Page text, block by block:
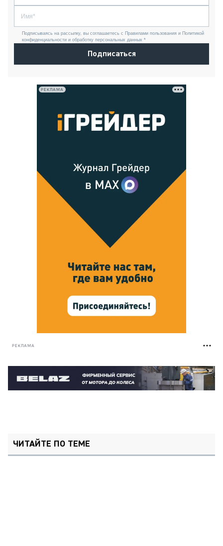
Подписываясь на рассылку, вы соглашаетесь с Правилами пользования и Политикой
конфиденциальности и обработку персональных данных *
Подписаться
РЕКЛАМА
РЕКЛАМА
ЧИТАЙТЕ ПО ТЕМЕ